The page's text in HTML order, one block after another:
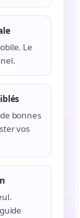
Le
bonnes
vos